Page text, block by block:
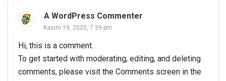
A WordPress Commenter
Kasım 19, 2020, 7:39 pm
Hi, this is a comment.
To get started with moderating, editing, and deleting
comments, please visit the Comments screen in the